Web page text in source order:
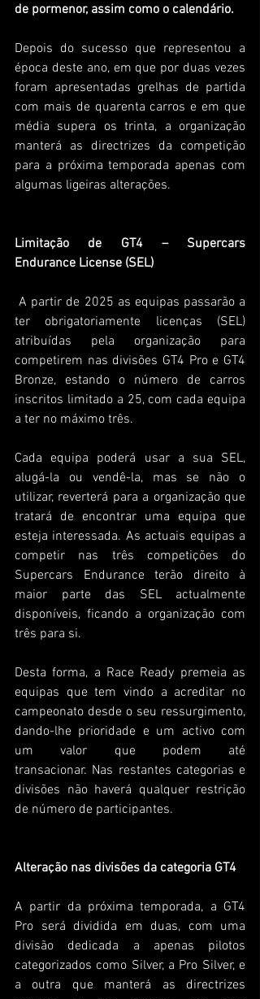
de pormenor, assim como o calendário.
Depois do sucesso que representou a
época deste ano, em que por duas vezes
foram apresentadas grelhas de partida
com mais de quarenta carros e em que
média supera os trinta, a organização
manterá as directrizes da competição
para a próxima temporada apenas com
algumas ligeiras alterações.
Limitação de GT4 – Supercars
Endurance License (SEL)
A partir de 2025 as equipas passarão a
ter obrigatoriamente licenças (SEL)
atribuídas pela organização para
competirem nas divisões GT4 Pro e GT4
Bronze, estando o número de carros
inscritos limitado a 25, com cada equipa
a ter no máximo três.
Cada equipa poderá usar a sua SEL,
alugá-la ou vendê-la, mas se não o
utilizar, reverterá para a organização que
tratará de encontrar uma equipa que
esteja interessada. As actuais equipas a
competir nas três competições do
Supercars Endurance terão direito à
maior parte das SEL actualmente
disponíveis, ficando a organização com
três para si.
Desta forma, a Race Ready premeia as
equipas que tem vindo a acreditar no
campeonato desde o seu ressurgimento,
dando-lhe prioridade e um activo com
um valor que podem até
transacionar. Nas restantes categorias e
divisões não haverá qualquer restrição
de número de participantes.
Alteração nas divisões da categoria GT4
A partir da próxima temporada, a GT4
Pro será dividida em duas, com uma
divisão dedicada a apenas pilotos
categorizados como Silver, a Pro Silver, e
a outra que manterá as directrizes